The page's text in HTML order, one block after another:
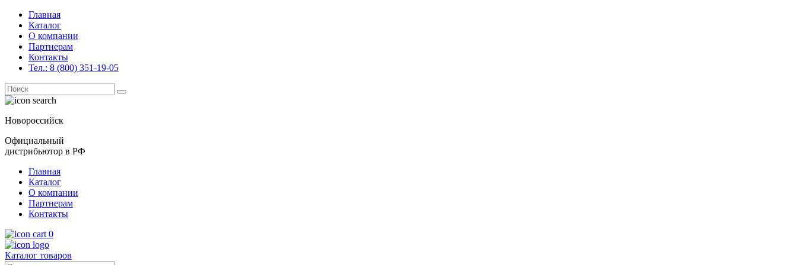
Главная
Каталог
О компании
Партнерам
Контакты
Тел.: 8 (800) 351-19-05
Поиск
for:
Новороссийск
Официальный
дистрибьютор в РФ
Главная
Каталог
О компании
Партнерам
Контакты
0
Каталог товаров